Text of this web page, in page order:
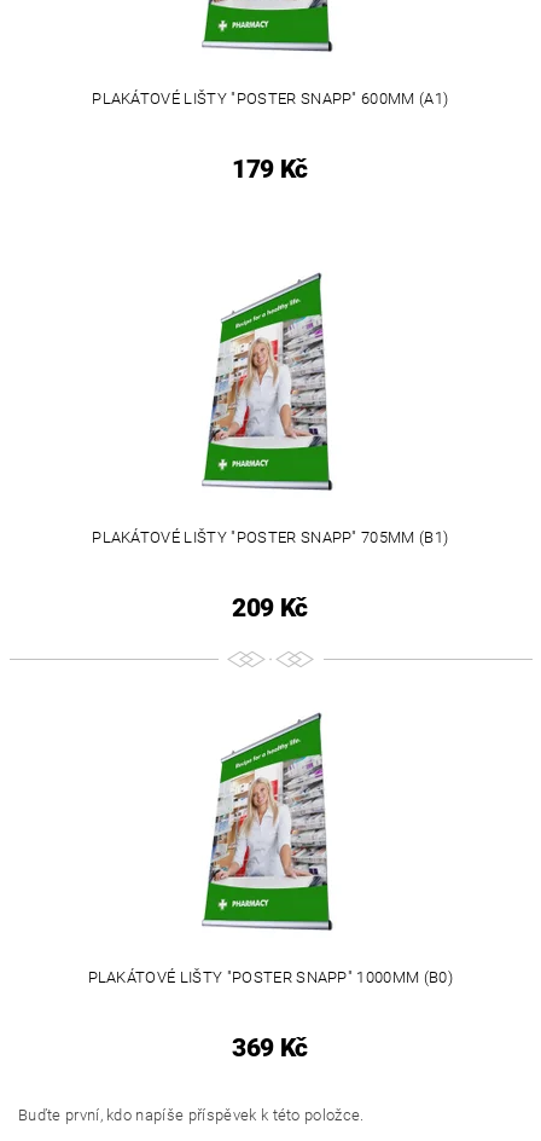
PLAKÁTOVÉ LIŠTY "POSTER SNAPP" 600MM (A1)
179 Kč
PLAKÁTOVÉ LIŠTY "POSTER SNAPP" 705MM (B1)
209 Kč
PLAKÁTOVÉ LIŠTY "POSTER SNAPP" 1000MM (B0)
369 Kč
Buďte první, kdo napíše příspěvek k této položce.